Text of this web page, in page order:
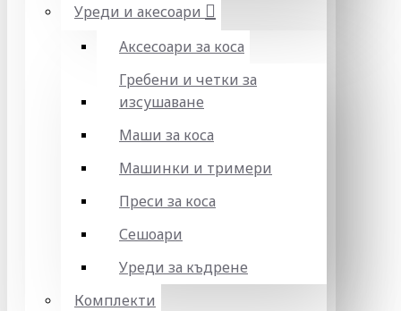
Уреди и акесоари
Аксесоари за коса
Гребени и четки за
изсушаване
Маши за коса
Машинки и тримери
Преси за коса
Сешоари
Уреди за къдрене
Комплекти